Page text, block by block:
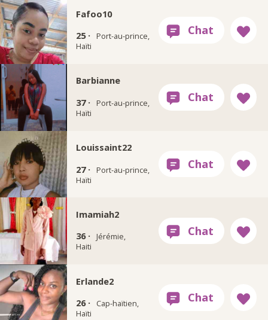
Fafoo10
25 ·
Port-au-prince,
Haïti
Barbianne
37 ·
Port-au-prince,
Haïti
Louissaint22
27 ·
Port-au-prince,
Haïti
Imamiah2
36 ·
Jérémie,
Haiti
Erlande2
26 ·
Cap-haïtien,
Haïti